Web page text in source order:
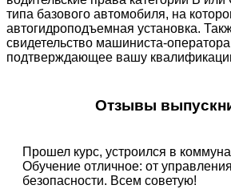
типа базового автомобиля, на
автогидроподъемная установка.
свидетельство машиниста-
подтверждающее вашу
Отзывы
Прошел курс, устроился в
Обучение отличное: от
безопасности. Всем советую!